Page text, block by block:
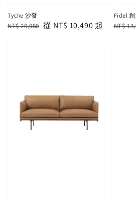
Tyche 沙發
Regular
NT$ 20,980 Sale
從 NT$ 10,490 起
Fidel
NT$